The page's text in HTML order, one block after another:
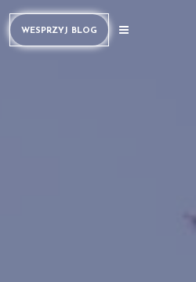
WESPRZYJ BLOG